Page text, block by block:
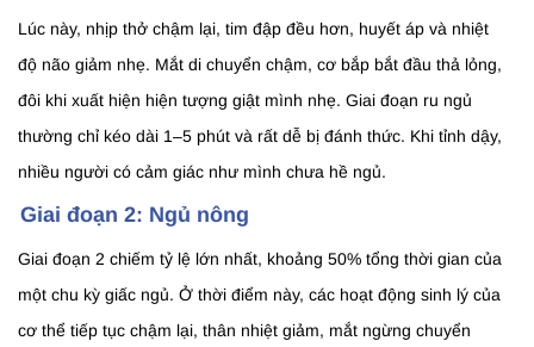
Lúc này, nhịp thở chậm lại, tim đập đều hơn, huyết áp và nhiệt
độ não giảm nhẹ. Mắt di chuyển chậm, cơ bắp bắt đầu thả lỏng,
đôi khi xuất hiện hiện tượng giật mình nhẹ. Giai đoạn ru ngủ
thường chỉ kéo dài 1–5 phút và rất dễ bị đánh thức. Khi tỉnh dậy,
nhiều người có cảm giác như mình chưa hề ngủ.
Giai đoạn 2: Ngủ nông
Giai đoạn 2 chiếm tỷ lệ lớn nhất, khoảng 50% tổng thời gian của
một chu kỳ giấc ngủ. Ở thời điểm này, các hoạt động sinh lý của
cơ thể tiếp tục chậm lại, thân nhiệt giảm, mắt ngừng chuyển